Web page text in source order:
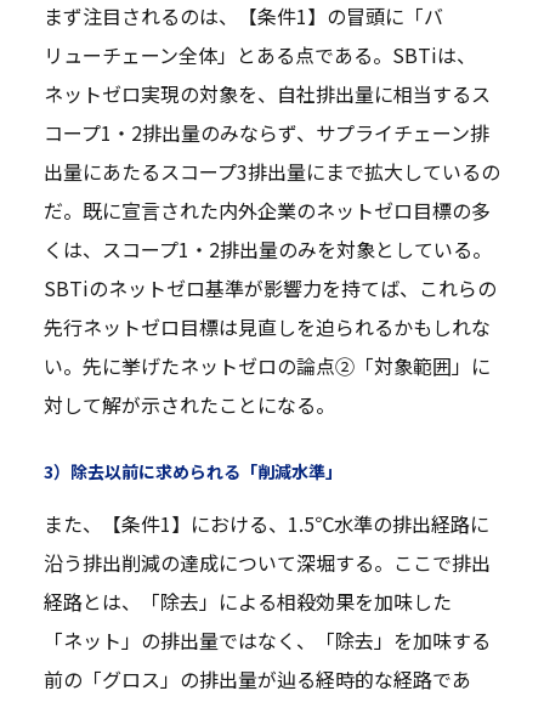
まず注目されるのは、【条件1】の冒頭に「バ
リューチェーン全体」とある点である。SBTiは、
ネットゼロ実現の対象を、自社排出量に相当するス
コープ1・2排出量のみならず、サプライチェーン排
出量にあたるスコープ3排出量にまで拡大しているの
だ。既に宣言された内外企業のネットゼロ目標の多
くは、スコープ1・2排出量のみを対象としている。
SBTiのネットゼロ基準が影響力を持てば、これらの
先行ネットゼロ目標は見直しを迫られるかもしれな
い。先に挙げたネットゼロの論点②「対象範囲」に
対して解が示されたことになる。
3）除去以前に求められる「削減水準」
また、【条件1】における、1.5℃水準の排出経路に
沿う排出削減の達成について深堀する。ここで排出
経路とは、「除去」による相殺効果を加味した
「ネット」の排出量ではなく、「除去」を加味する
前の「グロス」の排出量が辿る経時的な経路であ